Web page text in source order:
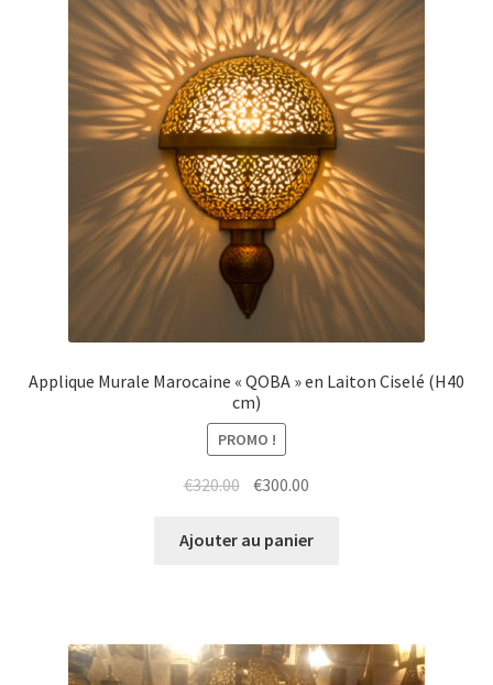
Applique Murale Marocaine « QOBA » en Laiton Ciselé (H40
cm)
PROMO !
€320.00 Le
initial
€300.00
actuel
Ajouter au panier